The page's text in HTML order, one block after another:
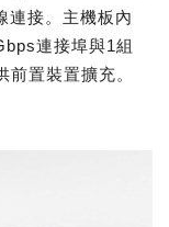
連接。主機板內
連接埠與1組
置裝置擴充。